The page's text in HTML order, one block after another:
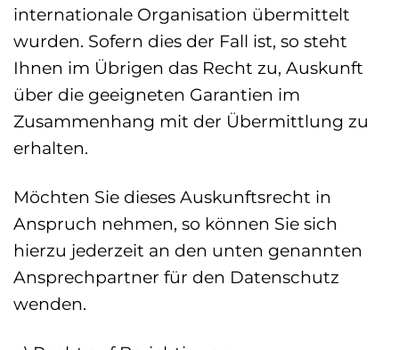
internationale Organisation übermittelt
wurden. Sofern dies der Fall ist, so steht
Ihnen im Übrigen das Recht zu, Auskunft
über die geeigneten Garantien im
Zusammenhang mit der Übermittlung zu
erhalten.
Möchten Sie dieses Auskunftsrecht in
Anspruch nehmen, so können Sie sich
hierzu jederzeit an den unten genannten
Ansprechpartner für den Datenschutz
wenden.